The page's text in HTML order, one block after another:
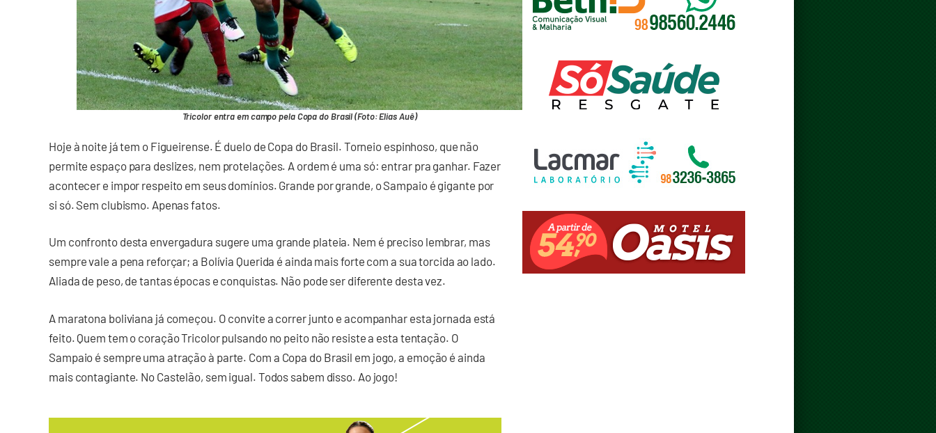
Tricolor entra em campo pela Copa do Brasil (Foto: Elias Auê)
Hoje à noite já tem o Figueirense. É duelo de Copa do Brasil. Torneio espinhoso, que não
permite espaço para deslizes, nem protelações. A ordem é uma só: entrar pra ganhar. Fazer
acontecer e impor respeito em seus domínios. Grande por grande, o Sampaio é gigante por
si só. Sem clubismo. Apenas fatos.
Um confronto desta envergadura sugere uma grande plateia. Nem é preciso lembrar, mas
sempre vale a pena reforçar; a Bolívia Querida é ainda mais forte com a sua torcida ao lado.
Aliada de peso, de tantas épocas e conquistas. Não pode ser diferente desta vez.
A maratona boliviana já começou. O convite a correr junto e acompanhar esta jornada está
feito. Quem tem o coração Tricolor pulsando no peito não resiste a esta tentação. O
Sampaio é sempre uma atração à parte. Com a Copa do Brasil em jogo, a emoção é ainda
mais contagiante. No Castelão, sem igual. Todos sabem disso. Ao jogo!